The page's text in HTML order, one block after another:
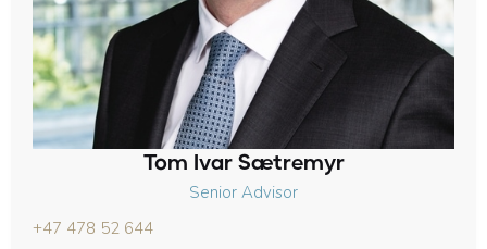
Tom Ivar Sætremyr
Senior Advisor
+47 478 52 644